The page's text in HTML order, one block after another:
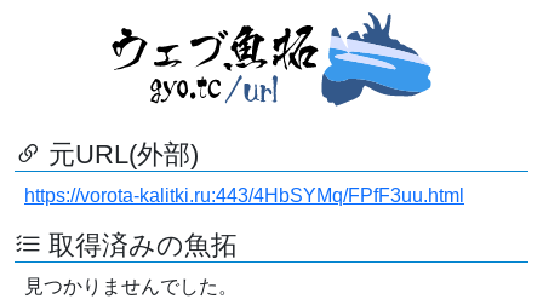
元URL(外部)
https://vorota-kalitki.ru:443/4HbSYMq/FPfF3uu.html
取得済みの魚拓
見つかりませんでした。